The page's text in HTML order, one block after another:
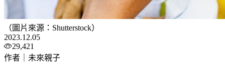
（圖片來源：Shutterstock）
2023.12.05
29,421
作者｜未來親子